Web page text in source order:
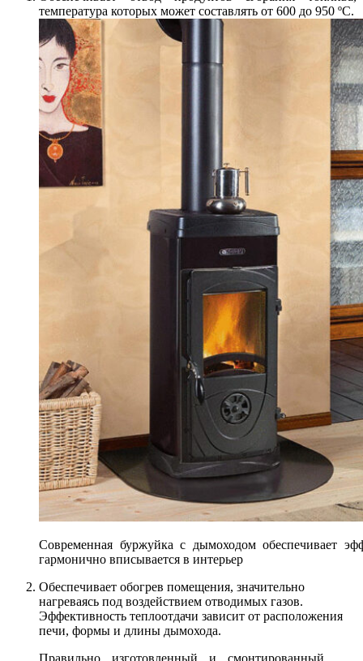
температура которых может составлять от 600 до 950 ºС.
Современная буржуйка с дымоходом обеспечивает
гармонично вписывается в интерьер
Обеспечивает обогрев помещения, значительно
нагреваясь под воздействием отводимых газов.
Эффективность теплоотдачи зависит от расположения
печи, формы и длины дымохода.
Правильно изготовленный и смонтированный